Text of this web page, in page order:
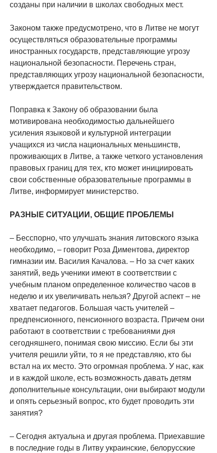
созданы при наличии в школах свободных мест.
Законом также предусмотрено, что в Литве не могут
осуществляться образовательные программы
иностранных государств, представляющие угрозу
национальной безопасности. Перечень стран,
представляющих угрозу национальной безопасности,
утверждается правительством.
Поправка к Закону об образовании была
мотивирована необходимостью дальнейшего
усиления языковой и культурной интеграции
учащихся из числа национальных меньшинств,
проживающих в Литве, а также четкого установления
правовых границ для тех, кто может инициировать
свои собственные образовательные программы в
Литве, информирует министерство.
РАЗНЫЕ СИТУАЦИИ, ОБЩИЕ ПРОБЛЕМЫ
– Бесспорно, что улучшать знания литовского языка
необходимо, – говорит Роза Диментова, директор
гимназии им. Василия Качалова. – Но за счет каких
занятий, ведь ученики имеют в соответствии с
учебным планом определенное количество часов в
неделю и их увеличивать нельзя? Другой аспект – не
хватает педагогов. Большая часть учителей –
предпенсионного, пенсионного возраста. Причем они
работают в соответствии с требованиями дня
сегодняшнего, понимая свою миссию. Если бы эти
учителя решили уйти, то я не представляю, кто бы
встал на их место. Это огромная проблема. У нас, как
и в каждой школе, есть возможность давать детям
дополнительные консультации, они выбирают модули
и опять серьезный вопрос, кто будет проводить эти
занятия?
– Сегодня актуальна и другая проблема. Приехавшие
в последние годы в Литву украинские, белорусские